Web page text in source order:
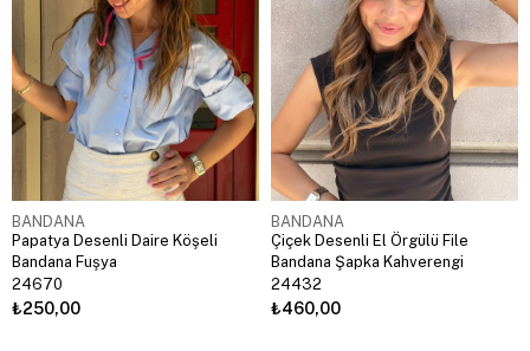
BANDANA
Papatya Desenli Daire Köşeli
Bandana Fuşya
24670
₺250,00
BANDANA
Çiçek Desenli El Örgülü File
Bandana Şapka Kahverengi
24432
₺460,00